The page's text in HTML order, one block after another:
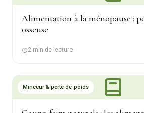
Alimentation à la ménopause :
osseuse
2 min de lecture
Minceur & perte de poids